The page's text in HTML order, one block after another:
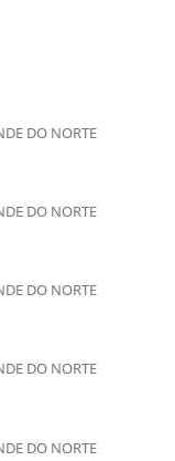
DO NORTE
DO NORTE
DO NORTE
DO NORTE
DO NORTE